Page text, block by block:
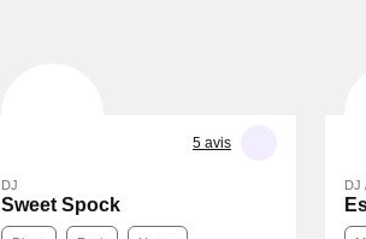
5 avis
DJ
Sweet Spock
DJ